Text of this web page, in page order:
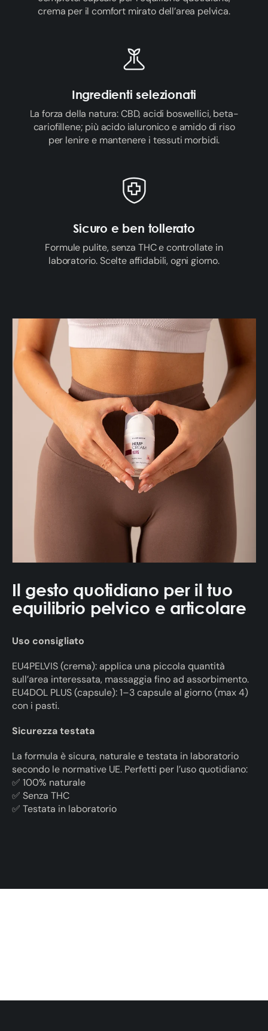
crema per il comfort mirato dell’area pelvica.
Ingredienti selezionati
La forza della natura: CBD, acidi boswellici, beta-
cariofillene; più acido ialuronico e amido di riso
per lenire e mantenere i tessuti morbidi.
Sicuro e ben tollerato
Formule pulite, senza THC e controllate in
laboratorio. Scelte affidabili, ogni giorno.
Il gesto quotidiano per il tuo
equilibrio pelvico e articolare
Uso consigliato
EU4PELVIS (crema): applica una piccola quantità
sull’area interessata, massaggia fino ad assorbimento.
EU4DOL PLUS (capsule): 1–3 capsule al giorno (max 4)
con i pasti.
Sicurezza testata
La formula è sicura, naturale e testata in laboratorio
secondo le normative UE. Perfetti per l’uso quotidiano:
✅ 100% naturale
✅ Senza THC
✅ Testata in laboratorio